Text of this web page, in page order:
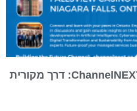
משלחת Beam Global ל-ChannelNEXT: דרך מקורית